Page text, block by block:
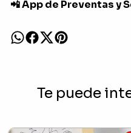
📲 App de Preventas y
Te puede